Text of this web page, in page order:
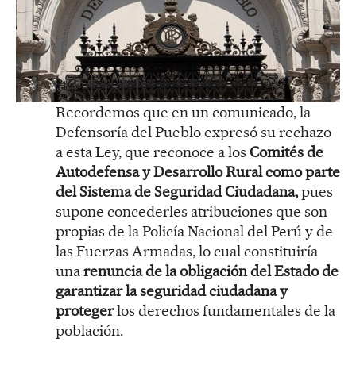
Recordemos que en un comunicado, la
Defensoría del Pueblo expresó su rechazo
a esta Ley, que reconoce a los Comités de
Autodefensa y Desarrollo Rural como parte
del Sistema de Seguridad Ciudadana,pues
supone concederles atribuciones que son
propias de la Policía Nacional del Perú y de
las Fuerzas Armadas, lo cual constituiría
unarenuncia de la obligación del Estado de
garantizar la seguridad ciudadana y
protegerlos derechos fundamentales de la
población.